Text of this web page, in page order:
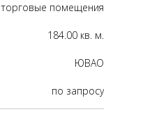
торговые помещения
184.00 кв. м.
ЮВАО
по запросу